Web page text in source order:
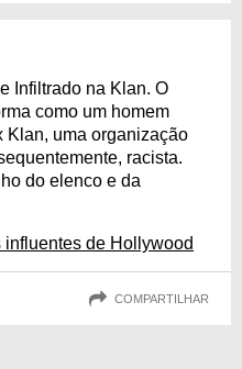
Infiltrado na Klan. O
como um homem
Klan, uma organização
racista.
do elenco e da
de Hollywood
COMPARTILHAR